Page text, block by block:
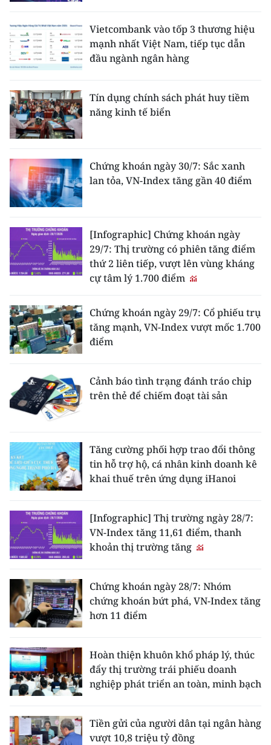
Vietcombank vào tốp 3 thương hiệu
mạnh nhất Việt Nam, tiếp tục dẫn
đầu ngành ngân hàng
Tín dụng chính sách phát huy tiềm
năng kinh tế biển
Chứng khoán ngày 30/7: Sắc xanh
lan tỏa, VN-Index tăng gần 40 điểm
[Infographic] Chứng khoán ngày
29/7: Thị trường có phiên tăng điểm
thứ 2 liên tiếp, vượt lên vùng kháng
cự tâm lý 1.700 điểm
Chứng khoán ngày 29/7: Cổ phiếu trụ
tăng mạnh, VN-Index vượt mốc 1.700
điểm
Cảnh báo tình trạng đánh tráo chip
trên thẻ để chiếm đoạt tài sản
Tăng cường phối hợp trao đổi thông
tin hỗ trợ hộ, cá nhân kinh doanh kê
khai thuế trên ứng dụng iHanoi
[Infographic] Thị trường ngày 28/7:
VN-Index tăng 11,61 điểm, thanh
khoản thị trường tăng
Chứng khoán ngày 28/7: Nhóm
chứng khoán bứt phá, VN-Index tăng
hơn 11 điểm
Hoàn thiện khuôn khổ pháp lý, thúc
đẩy thị trường trái phiếu doanh
nghiệp phát triển an toàn, minh bạch
Tiền gửi của người dân tại ngân hàng
vượt 10,8 triệu tỷ đồng